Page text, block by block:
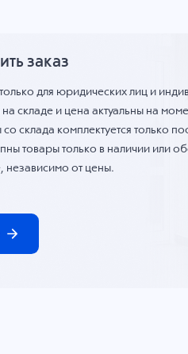
заказ
для юридических лиц и
складе и цена актуальны на
склада комплектуется только
товары только в наличии или
независимо от цены.